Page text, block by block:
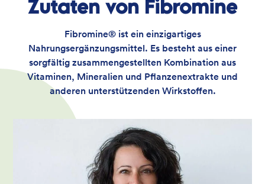
Zutaten von Fibromine
Fibromine® ist ein einzigartiges
Nahrungsergänzungsmittel. Es besteht aus einer
sorgfältig zusammengestellten Kombination aus
Vitaminen, Mineralien und Pflanzenextrakte und
anderen unterstützenden Wirkstoffen.